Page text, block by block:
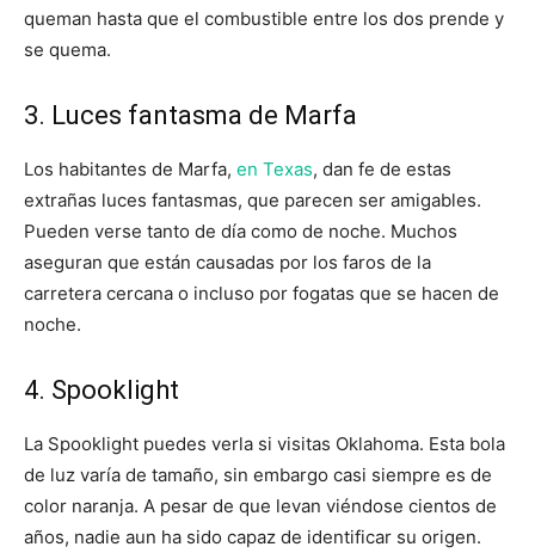
queman hasta que el combustible entre los dos prende y
se quema.
3. Luces fantasma de Marfa
Los habitantes de Marfa, en Texas, dan fe de estas
extrañas luces fantasmas, que parecen ser amigables.
Pueden verse tanto de día como de noche. Muchos
aseguran que están causadas por los faros de la
carretera cercana o incluso por fogatas que se hacen de
noche.
4. Spooklight
La Spooklight puedes verla si visitas Oklahoma. Esta bola
de luz varía de tamaño, sin embargo casi siempre es de
color naranja. A pesar de que levan viéndose cientos de
años, nadie aun ha sido capaz de identificar su origen.